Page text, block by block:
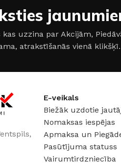
kas uzzina par Akcijām,
atrakstīšanās vienā klikšķī.
E-veikals
Biežāk uzdotie
Nomaksas iespējas
Apmaksa un
Pasūtījuma statuss
Vairumtirdzniecība